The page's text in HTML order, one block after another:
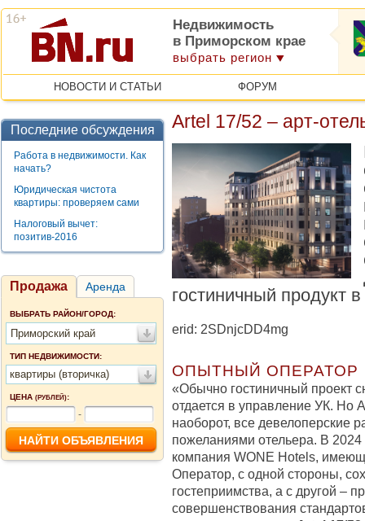
Недвижимость
в Приморском крае
выбрать регион
НОВОСТИ И СТАТЬИ ФОРУМ
Последние обсуждения
Работа в недвижимости. Как
начать?
Юридическая чистота
квартиры: проверяем сами
Налоговый вычет:
позитив-2016
Продажа Аренда
ВЫБРАТЬ РАЙОН/ГОРОД:
Приморский край
ТИП НЕДВИЖИМОСТИ:
квартиры (вторичка)
ЦЕНА (РУБЛЕЙ):
-
Artel 17/52 – арт-
гостиничный продукт
erid: 2SDnjcDD4mg
ОПЫТНЫЙ ОПЕРАТОР
«Обычно гостиничный проект
отдается в управление УК. Но
наоборот, все девелоперские
пожеланиями отельера. В
компания WONE Hotels,
Оператор, с одной стороны,
гостеприимства, а с другой –
совершенствования